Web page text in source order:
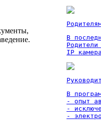
В
IP
В
- опыт
-
-